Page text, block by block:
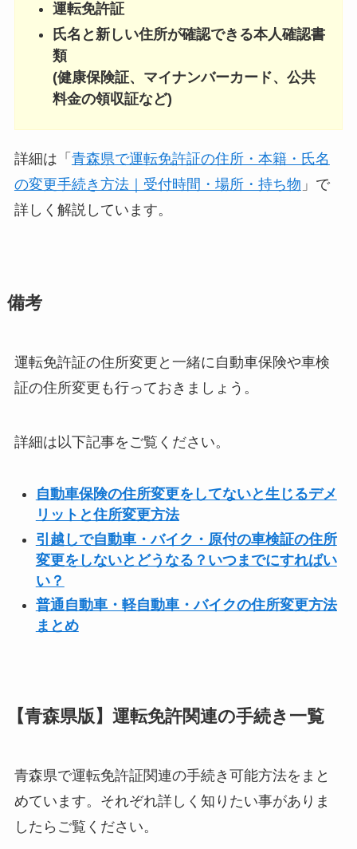
運転免許証
氏名と新しい住所が確認できる本人確認書
類
(健康保険証、マイナンバーカード、公共
料金の領収証など)
詳細は「 青森県で運転免許証の住所・本籍・氏名
の変更手続き方法｜受付時間・場所・持ち物 」で
詳しく解説しています。
備考
運転免許証の住所変更と一緒に自動車保険や車検
証の住所変更も行っておきましょう。
詳細は以下記事をご覧ください。
自動車保険の住所変更をしてないと生じるデメ
リットと住所変更方法
引越しで自動車・バイク・原付の車検証の住所
変更をしないとどうなる？いつまでにすればい
い？
普通自動車・軽自動車・バイクの住所変更方法
まとめ
【青森県版】運転免許関連の手続き一覧
青森県で運転免許証関連の手続き可能方法をまと
めています。それぞれ詳しく知りたい事がありま
したらご覧ください。